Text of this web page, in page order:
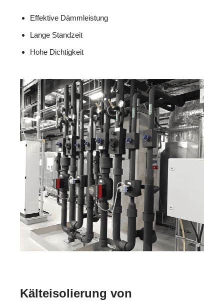
Effektive Dämmleistung
Lange Standzeit
Hohe Dichtigkeit
Kälteisolierung von